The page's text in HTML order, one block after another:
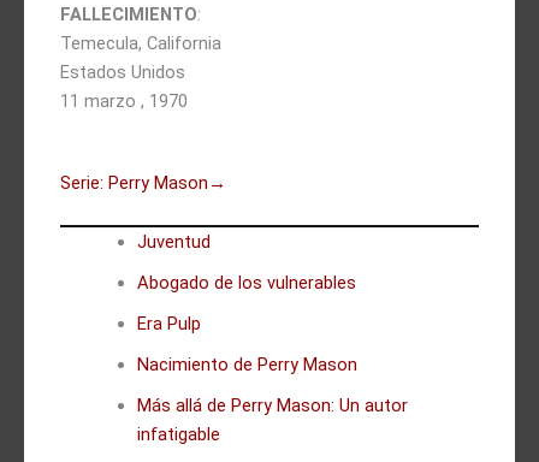
FALLECIMIENTO:
Temecula, California
Estados Unidos
11 marzo , 1970
Serie: Perry Mason →
Juventud
Abogado de los vulnerables
Era Pulp
Nacimiento de Perry Mason
Más allá de Perry Mason: Un autor
infatigable